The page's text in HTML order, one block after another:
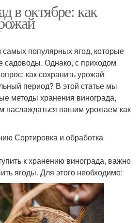
в октябре: как
популярных ягод, которые
Однако, с приходом
как сохранить урожай
период? В этой статье мы
методы хранения винограда,
наслаждаться вашим урожаем как
Сортировка и обработка
к хранению винограда, важно
ягоды. Для этого необходимо: